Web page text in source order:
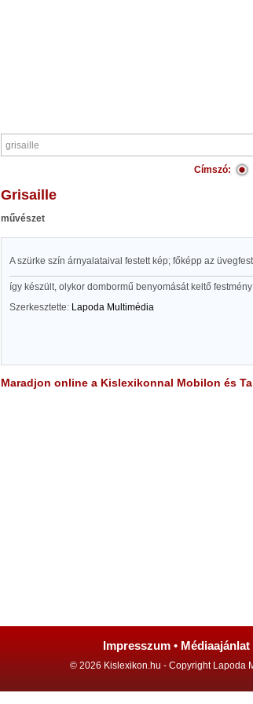
Címszó:
grisaille
művészet
A szürke szín árnyalataival festett kép; főképp az
így készült, olykor dombormű benyomását keltő festmény
Szerkesztette: Lapoda Multimédia
Maradjon online a Kislexikonnal Mobilon és
Impresszum • Médiaajánlat
© 2026 Kislexikon.hu - Copyright Lapoda